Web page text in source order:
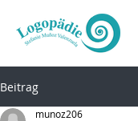
Beitrag
munoz206